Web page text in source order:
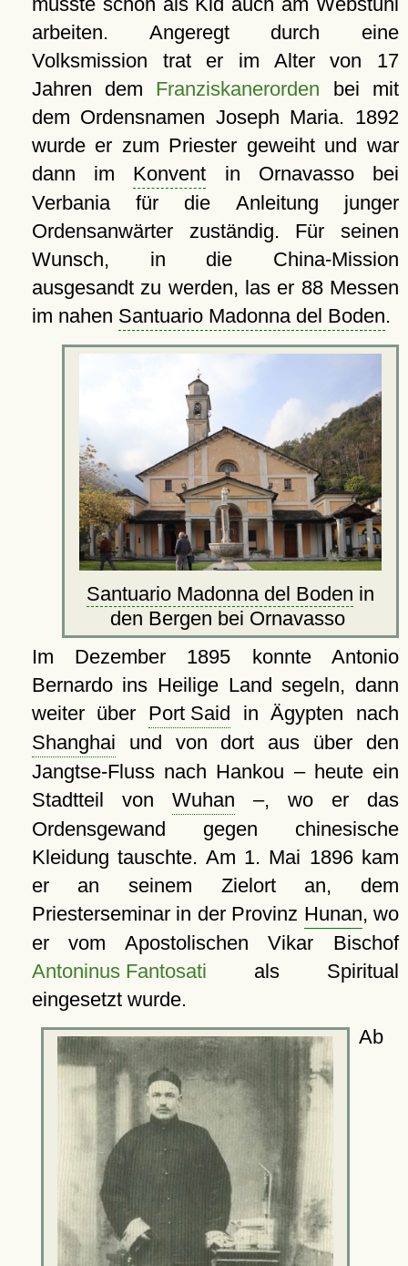
arbeiten. Angeregt durch eine
Volksmission trat er im Alter von 17
Jahren dem Franziskanerorden bei mit
dem Ordensnamen Joseph Maria. 1892
wurde er zum Priester geweiht und war
dann im Konvent in Ornavasso bei
Verbania für die Anleitung junger
Ordensanwärter zuständig. Für seinen
Wunsch, in die China-Mission
ausgesandt zu werden, las er 88 Messen
im nahen Santuario Madonna del Boden.
Santuario Madonna del Boden in
den Bergen bei Ornavasso
Im Dezember 1895 konnte Antonio
Bernardo ins Heilige Land segeln, dann
weiter über Port Said in Ägypten nach
Shanghai und von dort aus über den
Jangtse-Fluss nach Hankou – heute ein
Stadtteil von Wuhan –, wo er das
Ordensgewand gegen chinesische
Kleidung tauschte. Am 1. Mai 1896 kam
er an seinem Zielort an, dem
Priesterseminar in der Provinz Hunan, wo
er vom Apostolischen Vikar Bischof
Antoninus Fantosati als Spiritual
eingesetzt wurde.
Ab